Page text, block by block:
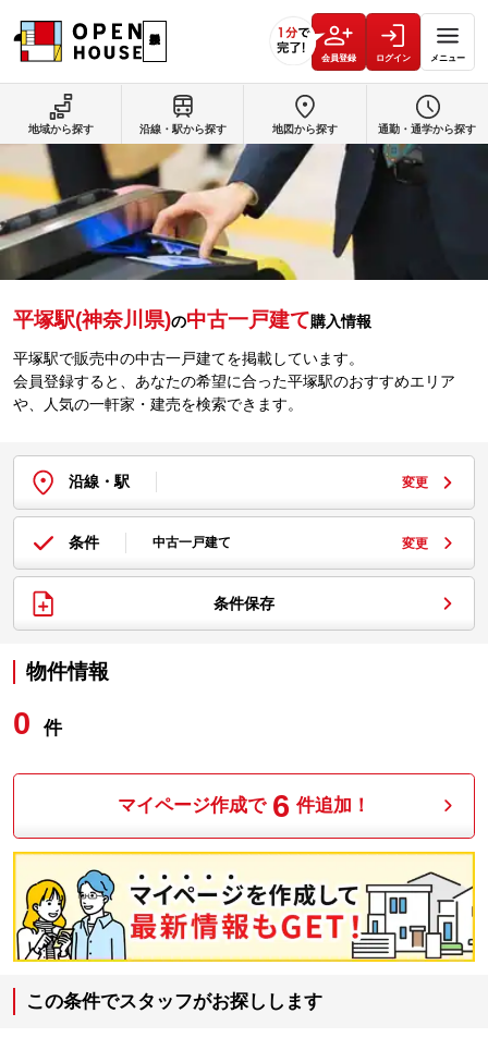
会員登録 ログイン メニュー
平塚駅(神奈川県)の中古一戸建て購入情報
平塚駅で販売中の中古一戸建てを掲載しています。
会員登録すると、あなたの希望に合った平塚駅のおすすめエリア
や、人気の一軒家・建売を検索できます。
沿線・駅 変更
条件 中古一戸建て 変更
条件保存
物件情報
0 件
マイページ作成で 6 件追加！
この条件でスタッフがお探しします
地域から探す 沿線・駅から探す 地図から探す 通勤・通学から探す